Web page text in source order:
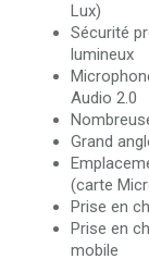
Lux)
Sécurité
lumineux
Audio 2.0
Grand
(carte
Prise en
Prise en
mobile